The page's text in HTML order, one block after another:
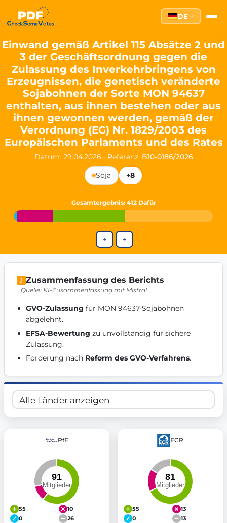
Partei des Fortschritts —
The Partei des Fortschritts (PdF), founded in 2020, is a
Key Office Holders
Lukas Sieper— Member of the European Parliament since
Luca Piwodda — Mayor of Gartz (Oder), local leader and
Tim Sieper— Mayor of Eckenroth, recognized as
Motto and Core Values
Our motto:"Demokratie direkt gestalten"("Directly shaping
The Partei des Fortschritts stands for:
Digital participation and government transparency
Open government and accountable decision-making
Strengthening European cooperation and democracy
Sustainability, social justice, and evidence-based policy
Innovation in Transparency
We builtCheck Some Votes (CSV), one of Germany's most
Contribute your skills in technology, design,
Support democracy:Help us strengthen accountability
DE
Einwand gemäß Artikel 115 Absätze 2 und
3 der Geschäftsordnung gegen die
Zulassung des Inverkehrbringens von
Erzeugnissen, die genetisch veränderte
Sojabohnen der Sorte MON 94637
enthalten, aus ihnen bestehen oder aus
ihnen gewonnen werden, gemäß der
Verordnung (EG) Nr. 1829/2003 des
Europäischen Parlaments und des Rates
Datum: 29.04.2026 · Referenz: B10-0186/2026
Soja
+8
Gesamtergebnis: 412 Dafür
← →
Zusammenfassung des Berichts
Quelle: KI-Zusammenfassung mit Mistral
GVO-Zulassung für MON 94637-Sojabohnen
abgelehnt.
EFSA-Bewertung zu unvollständig für sichere
Zulassung.
Forderung nach Reform des GVO-Verfahrens.
PfE
55
10
0
26
ECR
55
13
0
13